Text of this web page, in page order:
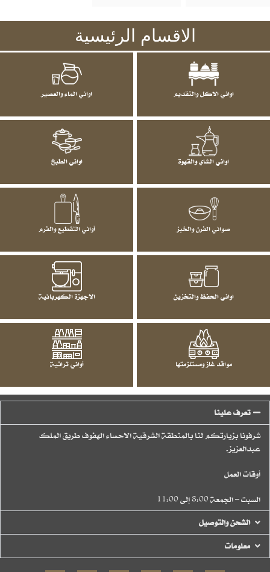
الاقسام الرئيسية
اواني الاكل والتقديم اواني الماء والعصير
اواني الشاي والقهوة اواني الطبخ
صواني الفرن والخبز أواني التقطيع والفرم
اواني الحفظ والتخزين الاجهزة الكهربائية
مواقد غاز ومستلزمتها أواني تراثية
تعرف علينا
شرفونا بزيارتكم لنا بالمنطقة الشرقية الاحساء الهفوف طريق الملك
عبدالعزيز.
أوقات العمل
السبت – الجمعة 8:00 إلى 11:00
الشحن والتوصيل
معلومات